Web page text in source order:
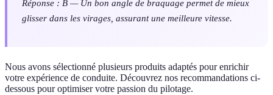
Réponse : B — Un bon angle de braquage permet de mieux
glisser dans les virages, assurant une meilleure vitesse.
Nous avons sélectionné plusieurs produits adaptés pour enrichir
votre expérience de conduite. Découvrez nos recommandations ci-
dessous pour optimiser votre passion du pilotage.